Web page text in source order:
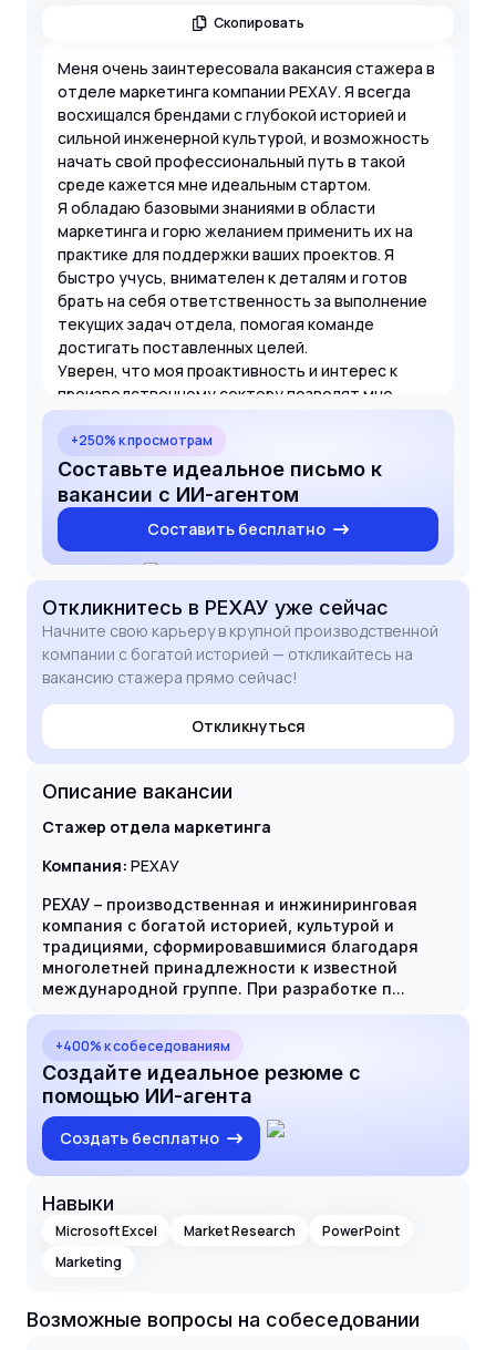
Скопировать
Меня очень заинтересовала вакансия стажера в
отделе маркетинга компании РЕХАУ. Я всегда
восхищался брендами с глубокой историей и
сильной инженерной культурой, и возможность
начать свой профессиональный путь в такой
среде кажется мне идеальным стартом.
Я обладаю базовыми знаниями в области
маркетинга и горю желанием применить их на
практике для поддержки ваших проектов. Я
быстро учусь, внимателен к деталям и готов
брать на себя ответственность за выполнение
текущих задач отдела, помогая команде
достигать поставленных целей.
Уверен, что моя проактивность и интерес к
производственному сектору позволят мне
стать полезным участником команды РЕХАУ.
Буду рад возможности обсудить мой потенциал
на собеседовании.
+250% к просмотрам
Составьте идеальное письмо к
вакансии с ИИ-агентом
Составить бесплатно
Откликнитесь в РЕХАУ уже сейчас
Начните свою карьеру в крупной производственной
компании с богатой историей — откликайтесь на
вакансию стажера прямо сейчас!
Откликнуться
Описание вакансии
Стажер отдела маркетинга
Компания: РЕХАУ
РЕХАУ – производственная и инжиниринговая
компания с богатой историей, культурой и
традициями, сформировавшимися благодаря
многолетней принадлежности к известной
международной группе. При разработке п...
+400% к собеседованиям
Создайте идеальное резюме с
помощью ИИ-агента
Создать бесплатно
Навыки
Microsoft Excel Market Research
PowerPoint
Marketing
Возможные вопросы на собеседовании